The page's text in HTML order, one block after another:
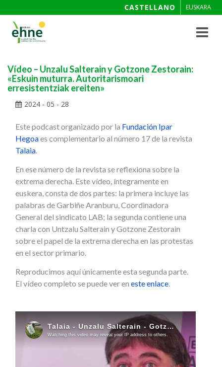
CASTELLANO EUSKARA
Toggle
Vídeo – Unzalu Salterain y Gotzone Zestorain:
«Eskuin muturra. Autoritarismoari
erresistentziak ereiten»
2024 - 05 - 28
Este podcast organizado por la Fundación Ipar
Hegoaes complementario al número 17 de la revista
Talaia.
En ese número de la revista se reflexiona sobre la
extrema derecha. Este vídeo, íntegramente en
euskera, consta de dos partes: la primera incluye las
palabras de Garbiñe Aranburu, Coordinadora
General del sindicato LAB; la segunda contiene una
charla con Untzalu Salterain y Gotzone Zestorain
sobre el papel de la extrema derecha en las protestas
en el sector primario.
Reproducimos aquí únicamente esta segunda parte.
El vídeo completo se puede ver en este enlace.